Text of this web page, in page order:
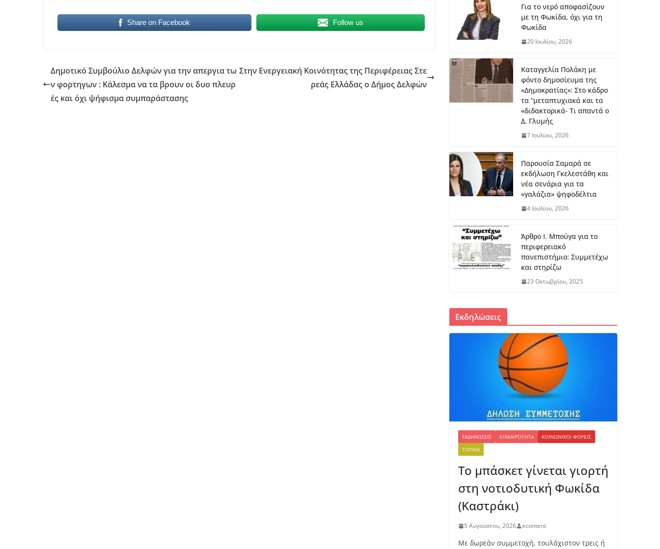
Share on Facebook Follow us
Δημοτικό Συμβούλιο Δελφών για την απεργια τω
ν φορτηγων : Κάλεσμα να τα βρουν οι δυο πλευρ
ές και όχι ψήφισμα συμπαράστασης
Στην Ενεργειακή Κοινότητας της Περιφέρειας Στε
ρεάς Ελλάδας ο Δήμος Δελφών
Για το νερό αποφασίζουν
με τη Φωκίδα, όχι για τη
Φωκίδα
20 Ιουλίου, 2026
Καταγγελία Πολάκη με
φόντο δημοσίευμα της
«Δημοκρατίας»: Στο κάδρο
τα “μεταπτυχιακά και τα
«διδακτορικά- Τι απαντά ο
Δ. Γλυμής
7 Ιουλίου, 2026
Παρουσία Σαμαρά σε
εκδήλωση Γκελεστάθη και
νέα σενάρια για τα
«γαλάζια» ψηφοδέλτια
4 Ιουλίου, 2026
Άρθρο Ι. Μπούγα για το
περιφερειακό
πανεπιστήμιο: Συμμετέχω
και στηρίζω
23 Οκτωβρίου, 2025
Εκδηλώσεις
ΕΚΔΗΛΏΣΕΙΣ ΕΠΙΚΑΙΡΌΤΗΤΑ
ΚΟΙΝΩΝΙΚΟΊ ΦΟΡΕΊΣ
ΤΟΠΙΚΆ
Το μπάσκετ γίνεται γιορτή
στη νοτιοδυτική Φωκίδα
(Καστράκι)
5 Αυγούστου, 2026 econtent
Με δωρεάν συμμετοχή, τουλάχιστον τρεις ή